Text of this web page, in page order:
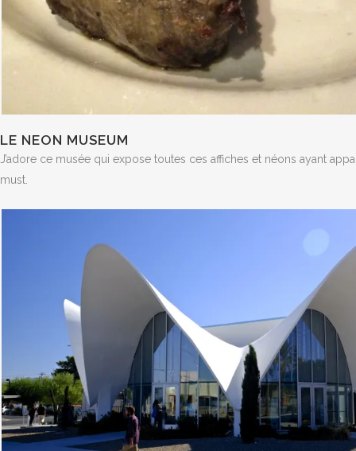
LE NEON MUSEUM
J’adore ce musée qui expose toutes ces affiches et néons ayant
must.